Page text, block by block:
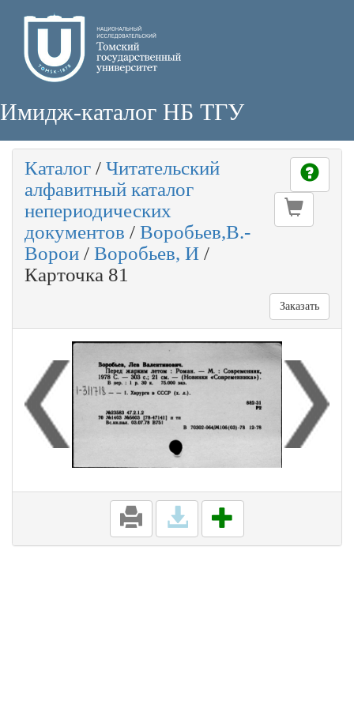
Имидж-каталог НБ ТГУ
Каталог / Читательский
алфавитный каталог
непериодических
документов / Воробьев,В.-
Ворои / Воробьев, И /
Карточка 81
Заказать